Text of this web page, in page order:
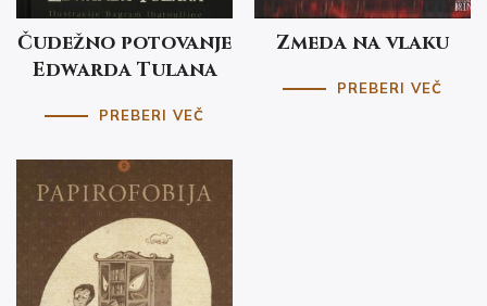
Čudežno potovanje
Edwarda Tulana
PREBERI VEČ
Zmeda na vlaku
PREBERI VEČ